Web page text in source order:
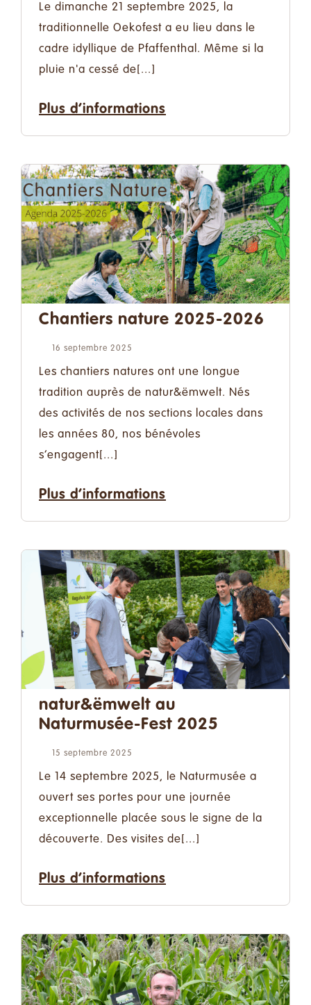
Le dimanche 21 septembre 2025, la
traditionnelle Oekofest a eu lieu dans le
cadre idyllique de Pfaffenthal. Même si la
pluie n'a cessé de[...]
Plus d’informations
Chantiers nature 2025-2026
16 septembre 2025
Les chantiers natures ont une longue
tradition auprès de natur&ëmwelt. Nés
des activités de nos sections locales dans
les années 80, nos bénévoles
s’engagent[...]
Plus d’informations
natur&ëmwelt au
Naturmusée-Fest 2025
15 septembre 2025
Le 14 septembre 2025, le Naturmusée a
ouvert ses portes pour une journée
exceptionnelle placée sous le signe de la
découverte. Des visites de[...]
Plus d’informations